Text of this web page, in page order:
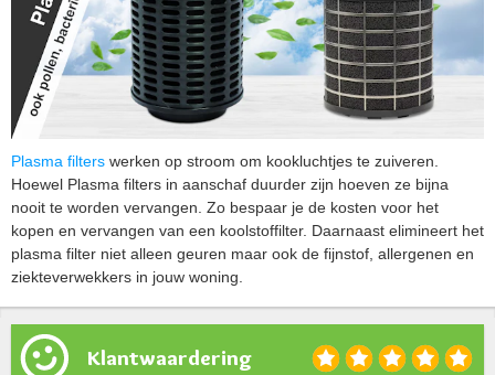
Plasma filters werken op stroom om kookluchtjes te zuiveren.
Hoewel Plasma filters in aanschaf duurder zijn hoeven ze bijna
nooit te worden vervangen. Zo bespaar je de kosten voor het
kopen en vervangen van een koolstoffilter. Daarnaast elimineert het
plasma filter niet alleen geuren maar ook de fijnstof, allergenen en
ziekteverwekkers in jouw woning.
Klantwaardering